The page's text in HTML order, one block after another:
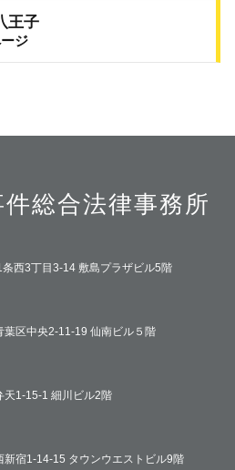
王子
ジ
総合法律事務所
西3丁目3-14 敷島プラザビル5階
区中央2-11-19 仙南ビル５階
1-15-1 細川ビル2階
宿1-14-15 タウンウエストビル9階